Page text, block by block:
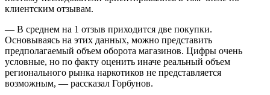
клиентским отзывам.
— В среднем на 1 отзыв приходится две покупки.
Основываясь на этих данных, можно представить
предполагаемый объем оборота магазинов. Цифры очень
условные, но по факту оценить иначе реальный объем
регионального рынка наркотиков не представляется
возможным, — рассказал Горбунов.